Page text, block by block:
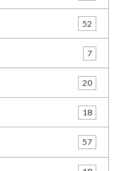
52
7
20
18
57